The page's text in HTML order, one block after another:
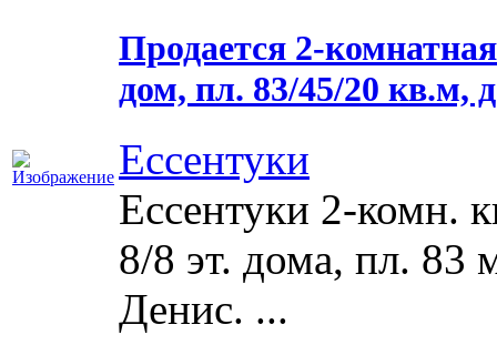
Продается 2-
дом, пл. 83/45/20 кв.м,
Ессентуки
Ессентуки 2-комн.
8/8 эт. дома, пл. 83
Денис. ...